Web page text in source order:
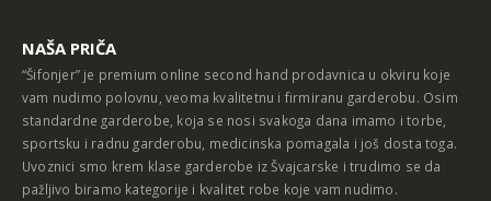
NAŠA PRIČA
“Šifonjer” je premium online second hand prodavnica u okviru koje
vam nudimo polovnu, veoma kvalitetnu i firmiranu garderobu. Osim
standardne garderobe, koja se nosi svakoga dana imamo i torbe,
sportsku i radnu garderobu, medicinska pomagala i još dosta toga.
Uvoznici smo krem klase garderobe iz Švajcarske i trudimo se da
pažljivo biramo kategorije i kvalitet robe koje vam nudimo.